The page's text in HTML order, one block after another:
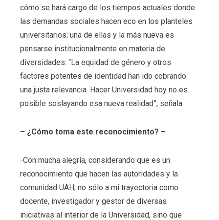
cómo se hará cargo de los tiempos actuales donde
las demandas sociales hacen eco en los planteles
universitarios; una de ellas y la más nueva es
pensarse institucionalmente en materia de
diversidades: “La equidad de género y otros
factores potentes de identidad han ido cobrando
una justa relevancia. Hacer Universidad hoy no es
posible soslayando esa nueva realidad”, señala.
– ¿Cómo toma este reconocimiento? –
-Con mucha alegría, considerando que es un
reconocimiento que hacen las autoridades y la
comunidad UAH, no sólo a mi trayectoria como
docente, investigador y gestor de diversas
iniciativas al interior de la Universidad, sino que